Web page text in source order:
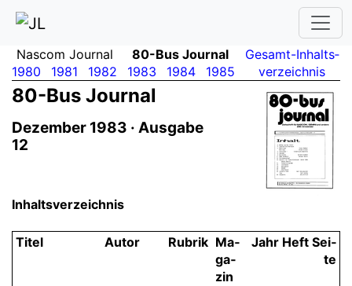
Nascom Journal 80-Bus Journal
Gesamt-Inhalts­
verzeichnis
1980 1981 1982 1983 1984 1985
80-Bus Journal
Dezember 1983 · Ausgabe
12
Inhaltsverzeichnis
Ti­tel Au­tor Ru­brik Ma­
ga­
zin
Jahr Heft Sei­
te